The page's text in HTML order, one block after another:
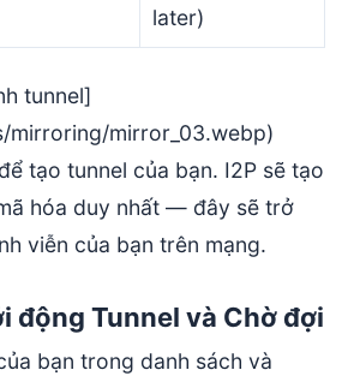
later)
tunnel]
mirroring/mirror_03.webp)
để tạo tunnel của bạn. I2P sẽ tạo
hóa duy nhất — đây sẽ trở
viễn của bạn trên mạng.
động Tunnel và Chờ đợi
bạn trong danh sách và